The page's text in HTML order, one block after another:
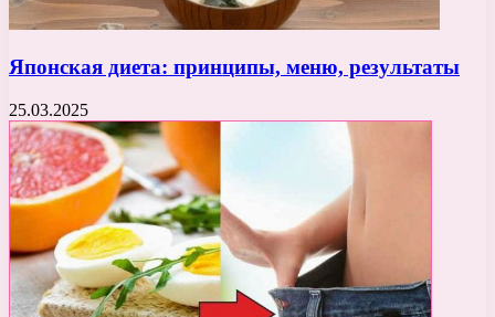
Японская диета: принципы, меню, результаты
25.03.2025